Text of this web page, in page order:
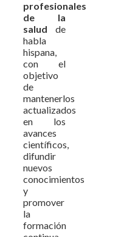
profesionales
de la
salud de
habla
hispana,
con el
objetivo
de
mantenerlos
actualizados
en los
avances
científicos,
difundir
nuevos
conocimientos
y
promover
la
formación